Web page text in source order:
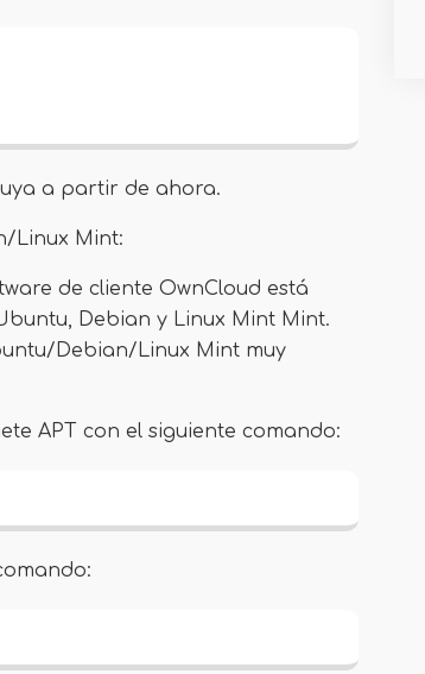
a partir de ahora.
Linux Mint:
de cliente OwnCloud está
Debian y Linux Mint Mint.
Debian/Linux Mint muy
APT con el siguiente comando: